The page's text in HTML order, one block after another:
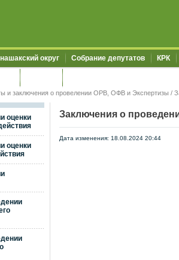
округ Собрание депутатов КРК
и заключения о провелении ОРВ, ОФВ и Экспертизы /
оценки
оценки
Заключения о
Дата изменения: 18.08.2024 20:44